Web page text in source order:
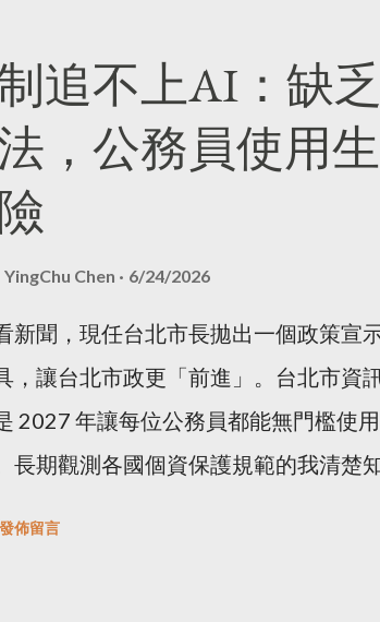
或是其他單位都有相關的活動在提醒
實多數不易處理，因為不容易取證、
方了。 有不少親密照片與影片在情
透過即時通訊傳到親友的帳號裡，或
個專題報導我就覺得受傷。 有人使用
成至色情影片再上傳至色情影片平台
藉由網路分享作品時，被人盜用，甚
參與比賽還獲獎。 有一次打電話問某
台買東西，但資料被外洩怎麼辦？雖
現了如右圖一般的情況，在英文標籤
文章出現的，但奇怪的是，有些中文
Beta這個部落格裡，我也做了分類
，所以在label的變動上倒是不用擔
，把以前的文章重新分類，標題前面
當然多半也是因為懶，到現在也是拿
裡面的設定、安裝的widget和
追不上AI：缺
，公務員使用
YingChu Chen 6/24/2026
新聞，現任台北市長拋出一個政策宣
，讓台北市政更「前進」。台北市資
2027 年讓每位公務員都能無門檻使
長期觀測各國個資保護規範的我清楚
AI相關條款卻付之闕如；《人工智慧
AI認定標準的子法至今仍是空白。 有
發佈留言